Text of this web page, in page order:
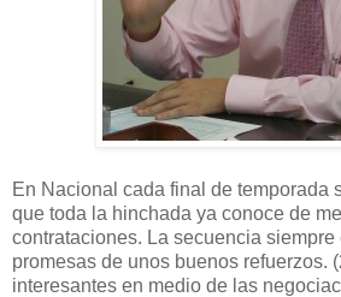
En Nacional cada final de temporada
que toda la hinchada ya conoce de
contrataciones. La secuencia siempre
promesas de unos buenos refuerzos.
interesantes en medio de las